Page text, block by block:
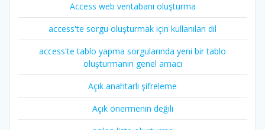
Access web veritabanı oluşturma
access'te sorgu oluşturmak için kullanılan dil
access'te tablo yapma sorgularında yeni bir tablo
oluşturmanın genel amacı
Açık anahtarlı şifreleme
Açık önermenin değili